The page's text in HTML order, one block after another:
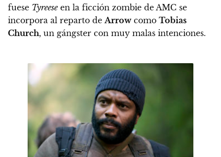
fuese Tyreese en la ficción zombie de AMC se
incorpora al reparto de Arrowcomo Tobias
Church, un gángster con muy malas intenciones.